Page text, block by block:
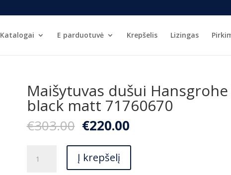
Katalogai E parduotuvė Krepšelis Lizingas
Maišytuvas dušui Hansgrohe
black matt 71760670
€303.00 Original
price
was:
€303.00.
€220.00Current
is:
kiekis:
Į krepšelį